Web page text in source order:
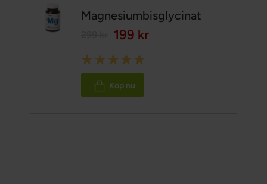
Magnesiumbisglycinat
199 kr
Rating:
100%
Köp nu